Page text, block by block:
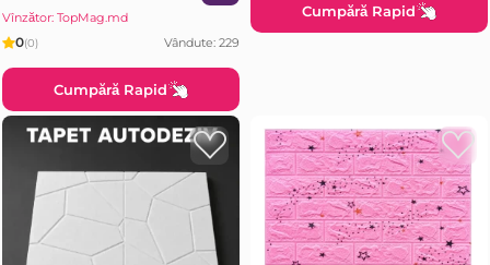
Vînzător: TopMag.md
0(0) Vândute: 229
Cumpără Rapid
Cumpără Rapid